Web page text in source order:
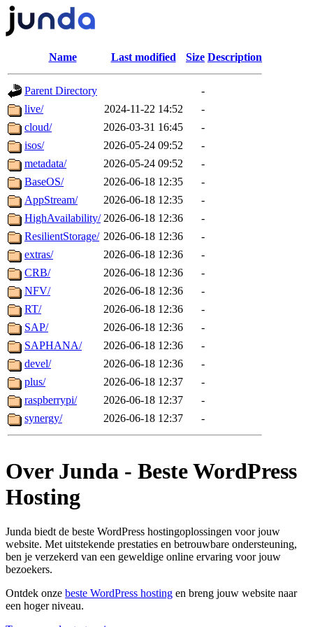
Name Last modified Size Description
Parent Directory
-
live/
2024-11-22 14:52
-
cloud/
2026-03-31 16:45
-
isos/
2026-05-24 09:52
-
metadata/
2026-05-24 09:52
-
BaseOS/
2026-06-18 12:35
-
AppStream/
2026-06-18 12:35
-
HighAvailability/ 2026-06-18 12:36
-
ResilientStorage/ 2026-06-18 12:36
-
extras/
2026-06-18 12:36
-
CRB/
2026-06-18 12:36
-
NFV/
2026-06-18 12:36
-
RT/
2026-06-18 12:36
-
SAP/
2026-06-18 12:36
-
SAPHANA/
2026-06-18 12:36
-
devel/
2026-06-18 12:36
-
plus/
2026-06-18 12:37
-
raspberrypi/
2026-06-18 12:37
-
synergy/
2026-06-18 12:37 -
Over Junda - Beste WordPress
Hosting
Junda biedt de beste WordPress hostingoplossingen voor jouw
website. Met uitstekende prestaties en betrouwbare ondersteuning,
ben je verzekerd van een geweldige online ervaring voor jouw
bezoekers.
Ontdek onze beste WordPress hosting en breng jouw website naar
een hoger niveau.